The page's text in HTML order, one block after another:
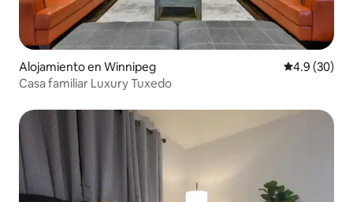
Alojamiento en Winnipeg Calificación
4.9 (30)
Casa familiar Luxury Tuxedo